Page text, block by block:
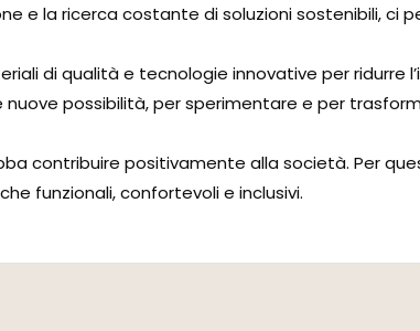
e la ricerca costante di soluzioni sostenibili, ci
di qualità e tecnologie innovative per ridurre
possibilità, per sperimentare e per
contribuire positivamente alla società. Per
funzionali, confortevoli e inclusivi.